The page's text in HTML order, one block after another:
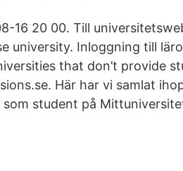
16 20 00. Till
university. Inloggning till
that don’t provide
Här har vi samlat
student på